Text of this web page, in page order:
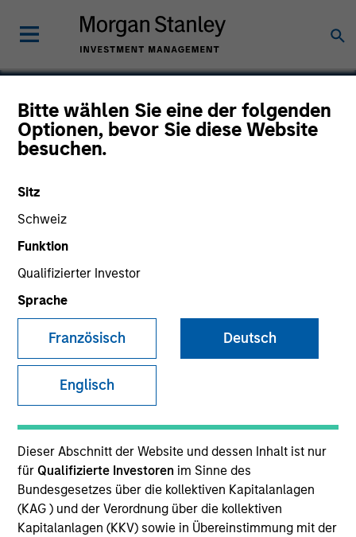
Bitte wählen Sie eine der folgenden
Optionen, bevor Sie diese Website
besuchen.
Sitz
Schweiz
Funktion
Qualifizierter Investor
Sprache
Französisch Deutsch
Englisch
Dieser Abschnitt der Website und dessen Inhalt ist nur
für Qualifizierte Investoren im Sinne des
Bundesgesetzes über die kollektiven Kapitalanlagen
(KAG ) und der Verordnung über die kollektiven
Kapitalanlagen (KKV) sowie in Übereinstimmung mit der
Lightbend
SECTOR
United States